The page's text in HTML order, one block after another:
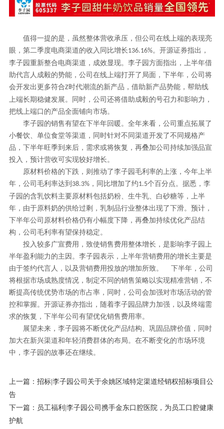
值得一提的是，虽然整体营收承压，但公司在线上端的表现亮
眼，第二季度电商渠道的收入同比增长136.16%。开源证券指出，
李子园重新整合电商渠道，成效显现。李子园方面指出，上半年借
助代言人成毅的势能，公司在线上端打开了局面，下半年，公司将
会开发出更多符合Z时代潮流的新产品，借助新产品势能，帮助线
上端长期稳健发展。同时，公司还将借助成毅的号召力和影响力，
把线上端口的产品全面铺向市场。
李子园的销售有望在下半年回暖。全年来看，公司重点拓展了
小餐饮、单位食堂等渠道，同时针对不同渠道开发了不同规格产
品，下半年旺季到来后，需求或将恢复，再叠加公司持续加强品宣
投入，预计营收可实现较好增长。
原材料价格的下跌，则推动了李子园毛利率的上涨，今年上半
年，公司毛利率达到 38.3%，同比增加了约1.5个百分点。据悉，李
子园的含乳饮料主要原材料包括奶粉、生牛乳、白砂糖等，上半
年，由于原料奶的供给过剩，乳制品行业整体出现了下滑。 预计，
下半年公司原材料价格仍有小幅度下降，再叠加持续优化产品结
构，公司毛利率有望保持稳定。
投入较多广宣费用，致使销售费用整体增长，是影响李子园上
半年盈利能力的主因。李子园表示，上半年营销费用的增长主要是
由于签约代言人，以及营销费用投放的增加所致。
下半年，公司
将根据市场成熟度情况，制定不同的销售策略以实现精准营销，不
断提高传统优势市场的市占率，同时，公司会加强对市场活动的管
控和掌握。开源证券亦指出，随着李子园品牌力加强，以及终端需
求的恢复，下半年公司有望优化销售费用率。
展望未来，李子园将不断优化产品结构、巩固品牌价值，同时
加大在新兴渠道和年轻消费群体的布局。在不断变化的市场环境
中，李子园的故事还在继续。
上一篇： 招标|李子园公司关于余姚区域特定渠道经销权招标项目公
告
下一篇： 员工福利|李子园公司携手金东口腔医院，为员工口腔健康
护航